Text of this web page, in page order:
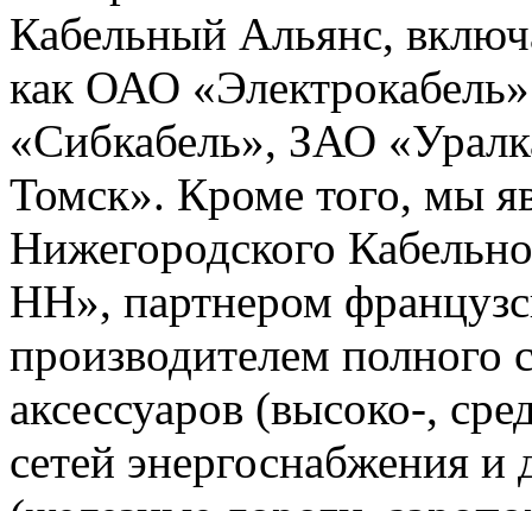
Кабельный Альянс,
как ОАО
«Сибкабель», ЗАО
Томск». Кроме того, мы
Нижегородского
НН», партнером
производителем полного
аксессуаров (высоко-,
сетей энергоснабжения